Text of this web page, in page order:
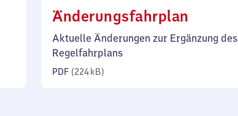
Änderungsfahrplan
224
Aktuelle Änderungen zur Ergänzung des
Regelfahrplans
PDF (224 kB)